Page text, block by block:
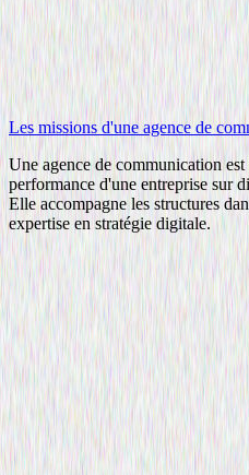
Les missions d'une agence de
Une agence de communication
performance d'une entreprise sur
Elle accompagne les structures
expertise en stratégie digitale.